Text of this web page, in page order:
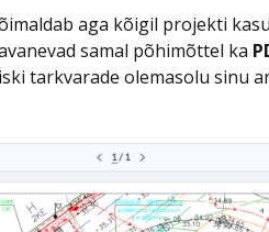
aga kõigil projekti
samal põhimõttel ka
tarkvarade olemasolu sinu